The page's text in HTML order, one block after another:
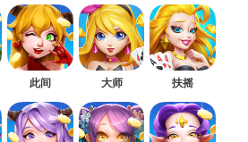
此间 大师 扶摇